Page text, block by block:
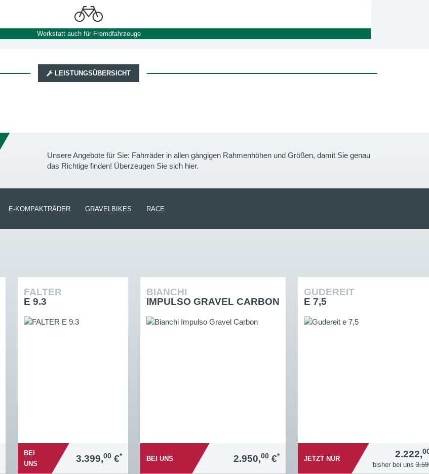
Werkstatt auch für Fremdfahrzeuge
LEISTUNGSÜBERSICHT
Unsere Angebote für Sie: Fahrräder in allen gängigen Rahmenhöhen und Größen, damit Sie genau
das Richtige finden! Überzeugen Sie sich hier.
E-KOMPAKTRÄDER GRAVELBIKES RACE
FALTER
E 9.3
BEI
UNS
3.399,00 €*
BIANCHI
IMPULSO GRAVEL CARBON
BEI UNS 2.950,00 €*
GUDEREIT
E 7,5
JETZT NUR 2.222,
bisher bei uns